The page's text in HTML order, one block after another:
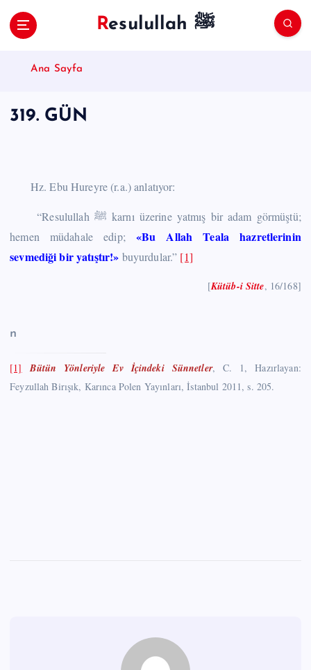
Resulullah ﷺ
Ana Sayfa
319. GÜN
Hz. Ebu Hureyre (r.a.) anlatıyor:
“Resulullah ﷺ karnı üzerine yatmış bir adam görmüştü;
hemen müdahale edip; «Bu Allah Teala hazretlerinin
sevmediği bir yatıştır!» buyurdular.” [1]
[Kütüb-i Sitte, 16/168]
n
[1] Bütün Yönleriyle Ev İçindeki Sünnetler, C. 1, Hazırlayan:
Feyzullah Birışık, Karınca Polen Yayınları, İstanbul 2011, s. 205.